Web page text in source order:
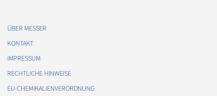
ÜBER MESSER
KONTAKT
IMPRESSUM
RECHTLICHE HINWEISE
EU-CHEMIKALIENVERORDNUNG